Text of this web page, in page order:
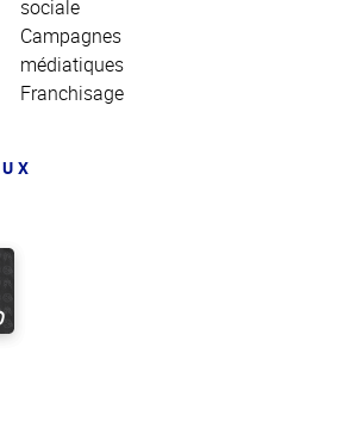
sociale
Campagnes
médiatiques
Franchisage